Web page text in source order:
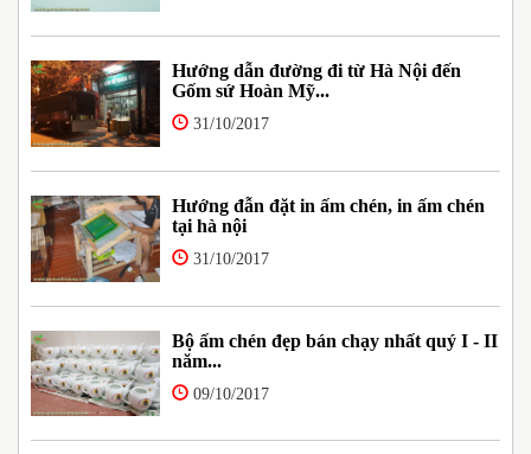
Hướng dẫn đường đi từ Hà Nội đến
Gốm sứ Hoàn Mỹ...
31/10/2017
Hướng đẫn đặt in ấm chén, in ấm chén
tại hà nội
31/10/2017
Bộ ấm chén đẹp bán chạy nhất quý I - II
năm...
09/10/2017